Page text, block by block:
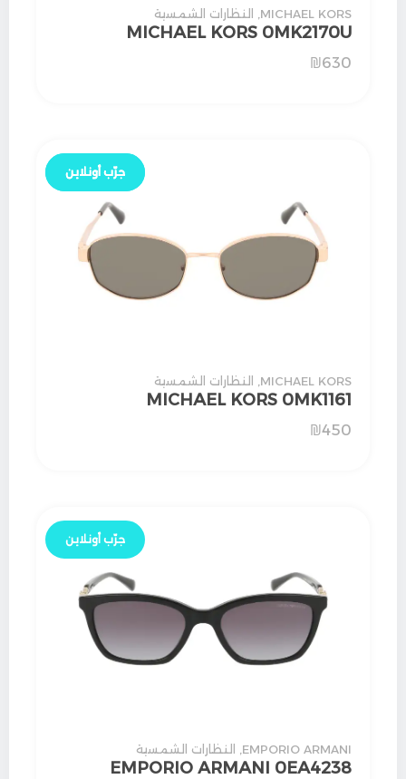
MICHAEL KORS
, النظارات الشمسية
MICHAEL KORS 0MK2170U
₪630
MICHAEL KORS
, النظارات الشمسية
MICHAEL KORS 0MK1161
₪450
جرّب أونلاين
جرّب أونلاين
EMPORIO ARMANI النظارات الشمسية
EMPORIO ARMANI 0EA4238
جرّب أونلاين